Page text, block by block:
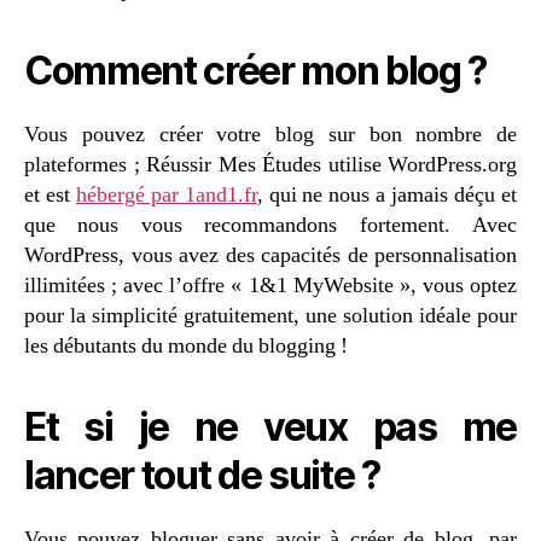
Comment créer mon blog ?
Vous pouvez créer votre blog sur bon nombre de
plateformes ; Réussir Mes Études utilise WordPress.org
et est hébergé par 1and1.fr, qui ne nous a jamais déçu et
que nous vous recommandons fortement. Avec
WordPress, vous avez des capacités de personnalisation
illimitées ; avec l’offre « 1&1 MyWebsite », vous optez
pour la simplicité gratuitement, une solution idéale pour
les débutants du monde du blogging !
Et si je ne veux pas me
lancer tout de suite ?